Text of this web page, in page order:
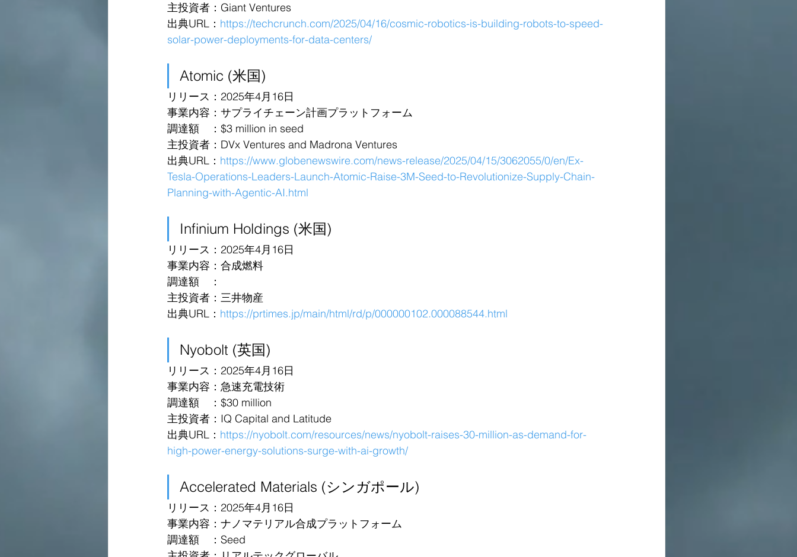
主投資者：Giant Ventures
出典URL： https://techcrunch.com/2025/04/16/cosmic-robotics-is-building-robots-to-speed-
solar-power-deployments-for-data-centers/
Atomic (米国)
リリース：2025年4月16日
事業内容：サプライチェーン計画プラットフォーム
調達額　：$3 million in seed
主投資者：DVx Ventures and Madrona Ventures
出典URL： https://www.globenewswire.com/news-release/2025/04/15/3062055/0/en/Ex-
Tesla-Operations-Leaders-Launch-Atomic-Raise-3M-Seed-to-Revolutionize-Supply-Chain-
Planning-with-Agentic-AI.html
Infinium Holdings (米国)
リリース：2025年4月16日
事業内容：合成燃料
調達額　：
主投資者：三井物産
出典URL： https://prtimes.jp/main/html/rd/p/000000102.000088544.html
Nyobolt (英国)
リリース：2025年4月16日
事業内容：急速充電技術
調達額　：$30 million
主投資者：IQ Capital and Latitude
出典URL： https://nyobolt.com/resources/news/nyobolt-raises-30-million-as-demand-for-
high-power-energy-solutions-surge-with-ai-growth/
Accelerated Materials (シンガポール)
リリース：2025年4月16日
事業内容：ナノマテリアル合成プラットフォーム
調達額　：Seed